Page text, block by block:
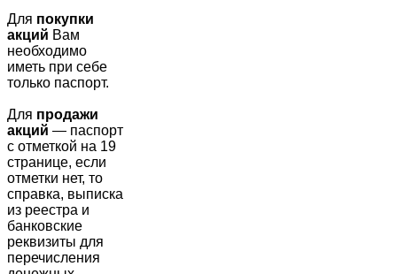
Для покупки
акций Вам
необходимо
иметь при себе
только паспорт.
Для продажи
акций — паспорт
с отметкой на 19
странице, если
отметки нет, то
справка, выписка
из реестра и
банковские
реквизиты для
перечисления